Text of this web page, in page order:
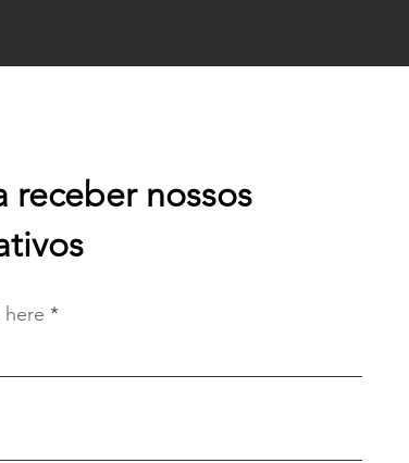
here
receber nossos